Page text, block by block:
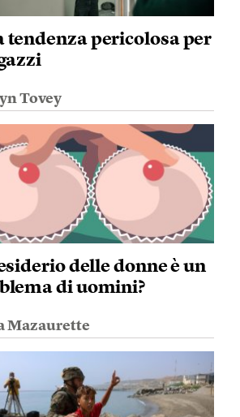
tendenza pericolosa per
Tovey
delle donne è un
di uomini?
Mazaurette